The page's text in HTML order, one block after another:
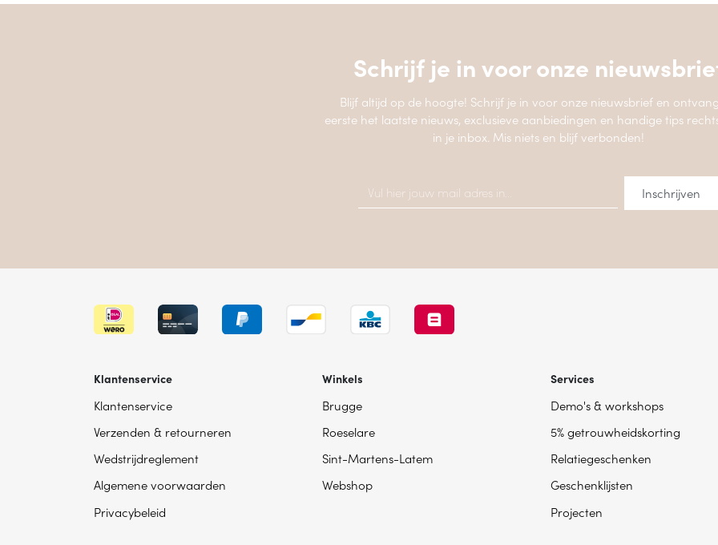
Schrijf je in voor onze
Blijf altijd op de hoogte! Schrijf je in voor onze nieuwsbrief en
eerste het laatste nieuws, exclusieve aanbiedingen en handige tips
in je inbox. Mis niets en blijf verbonden!
Klantenservice
Klantenservice
Verzenden & retourneren
Wedstrijdreglement
Algemene voorwaarden
Privacybeleid
Winkels
Brugge
Roeselare
Sint-Martens-Latem
Webshop
Services
Demo's & workshops
5% getrouwheidskorting
Relatiegeschenken
Geschenklijsten
Projecten